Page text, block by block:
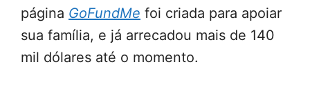
página GoFundMe foi criada para apoiar
sua família, e já arrecadou mais de 140
mil dólares até o momento.